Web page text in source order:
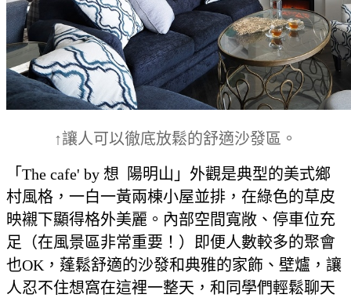
↑讓人可以徹底放鬆的舒適沙發區。
「The cafe' by 想 陽明山」外觀是典型的美式鄉
村風格，一白一黃兩棟小屋並排，在綠色的草皮
映襯下顯得格外美麗。內部空間寬敞、停車位充
足（在風景區非常重要！）即便人數較多的聚會
也OK，蓬鬆舒適的沙發和典雅的家飾、壁爐，讓
人忍不住想窩在這裡一整天，和同學們輕鬆聊天